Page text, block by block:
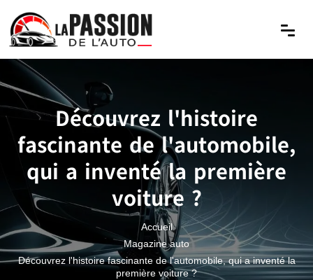
Découvrez l'histoire
fascinante de l'automobile,
qui a inventé la première
voiture ?
Accueil
Magazine auto
Découvrez l'histoire fascinante de l'automobile, qui a inventé la
première voiture ?